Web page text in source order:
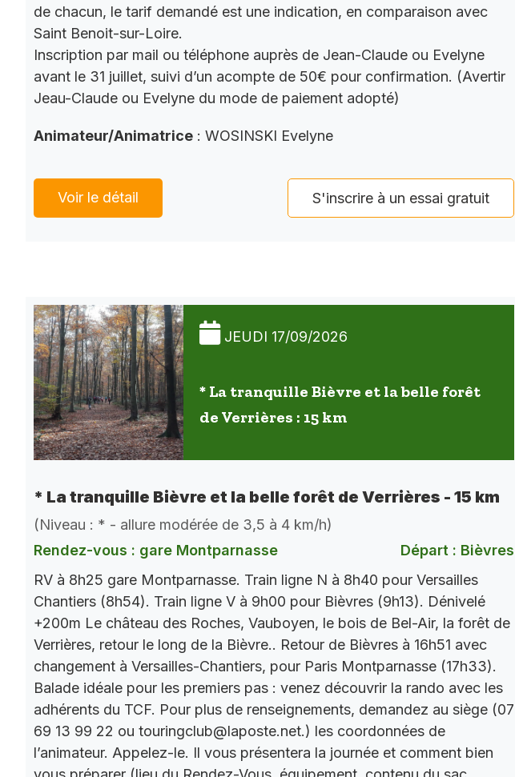
de chacun, le tarif demandé est une indication, en comparaison avec
Saint Benoit-sur-Loire.
Inscription par mail ou téléphone auprès de Jean-Claude ou Evelyne
avant le 31 juillet, suivi d’un acompte de 50€ pour confirmation. (Avertir
Jeau-Claude ou Evelyne du mode de paiement adopté)
Animateur/Animatrice : WOSINSKI Evelyne
Voir le détail S'inscrire à un essai gratuit
JEUDI 17/09/2026
* La tranquille Bièvre et la belle forêt
de Verrières : 15 km
* La tranquille Bièvre et la belle forêt de Verrières - 15 km
(Niveau : * - allure modérée de 3,5 à 4 km/h)
Rendez-vous : gare Montparnasse
Départ : Bièvres
RV à 8h25 gare Montparnasse. Train ligne N à 8h40 pour Versailles
Chantiers (8h54). Train ligne V à 9h00 pour Bièvres (9h13). Dénivelé
+200m Le château des Roches, Vauboyen, le bois de Bel-Air, la forêt de
Verrières, retour le long de la Bièvre.. Retour de Bièvres à 16h51 avec
changement à Versailles-Chantiers, pour Paris Montparnasse (17h33).
Balade idéale pour les premiers pas : venez découvrir la rando avec les
adhérents du TCF. Pour plus de renseignements, demandez au siège (07
69 13 99 22 ou touringclub@laposte.net.) les coordonnées de
l’animateur. Appelez-le. Il vous présentera la journée et comment bien